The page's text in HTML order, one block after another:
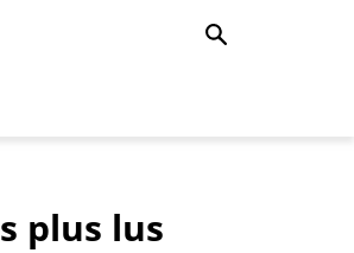
plus lus